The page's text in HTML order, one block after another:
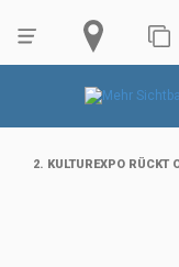
2. KULTUREXPO RÜCKT